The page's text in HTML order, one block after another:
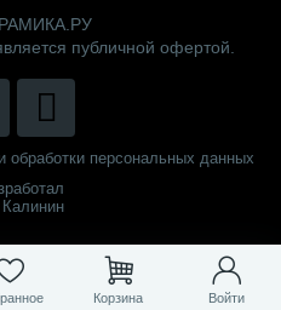
Корзина Войти
публичной офертой.
обработки персональных данных
Калинин